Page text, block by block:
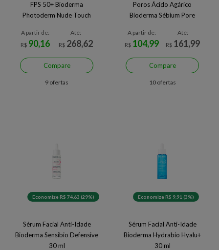
FPS 50+ Bioderma
Photoderm Nude Touch
A partir de:
R$ 90,16
Até:
R$ 268,62
Compare
9 ofertas
Poros Ácido Agárico
Bioderma Sébium Pore
A partir de:
R$ 104,99
Até:
R$ 161,99
Compare
10 ofertas
Economize R$ 74,63 (29%)
Sérum Facial Anti-Idade
Bioderma Sensibio Defensive
30 ml
Economize R$ 9,91 (3%)
Sérum Facial Anti-Idade
Bioderma Hydrabio Hyalu+
30 ml